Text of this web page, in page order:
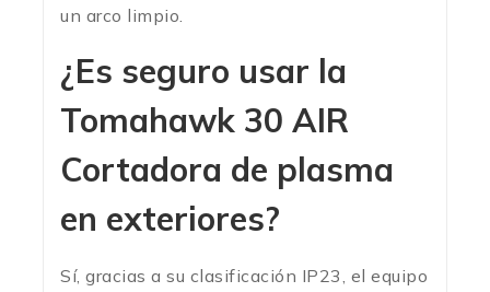
un arco limpio.
¿Es seguro usar la
Tomahawk 30 AIR
Cortadora de plasma
en exteriores?
Sí, gracias a su clasificación IP23, el equipo